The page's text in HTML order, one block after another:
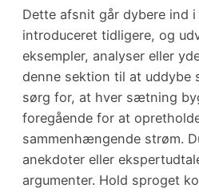
Dette afsnit går dybere ind
introduceret tidligere, og
eksempler, analyser eller
denne sektion til at uddybe
sørg for, at hver sætning
foregående for at
sammenhængende strøm.
anekdoter eller
argumenter. Hold sproget